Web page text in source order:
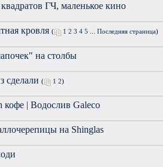
ГЧ, маленькое кино
кровля ( 1 2 3 4 5 Последняя страница)
на столбы
сделали ( 1 2)
кофе | Водослив Galeco
на Shinglas